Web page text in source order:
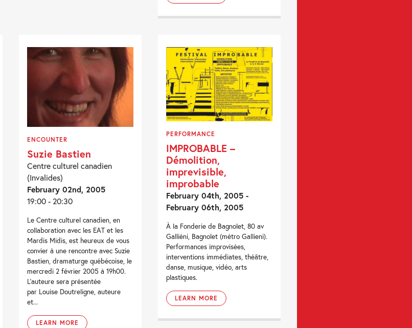
ENCOUNTER
Suzie Bastien
Centre culturel canadien
(Invalides)
February 02nd, 2005
19:00 - 20:30
Le Centre culturel canadien, en
collaboration avec les EAT et les
Mardis Midis, est heureux de vous
convier à une rencontre avec Suzie
Bastien, dramaturge québécoise, le
mercredi 2 février 2005 à 19h00.
L’auteure sera présentée
par Louise Doutreligne, auteure
et...
LEARN MORE
PERFORMANCE
IMPROBABLE –
Démolition,
imprevisible,
improbable
February 04th, 2005 -
February 06th, 2005
À la Fonderie de Bagnolet, 80 av
Galliéni, Bagnolet (métro Gallieni).
Performances improvisées,
interventions immédiates, théâtre,
danse, musique, vidéo, arts
plastiques.
LEARN MORE